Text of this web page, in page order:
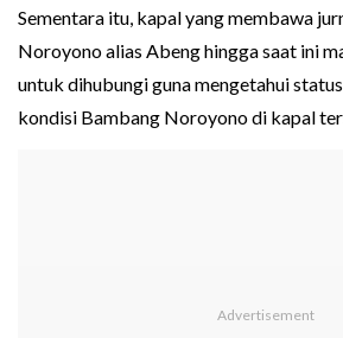
Sementara itu, kapal yang membawa
Noroyono alias Abeng hingga saat ini
untuk dihubungi guna mengetahui
kondisi Bambang Noroyono di kapal